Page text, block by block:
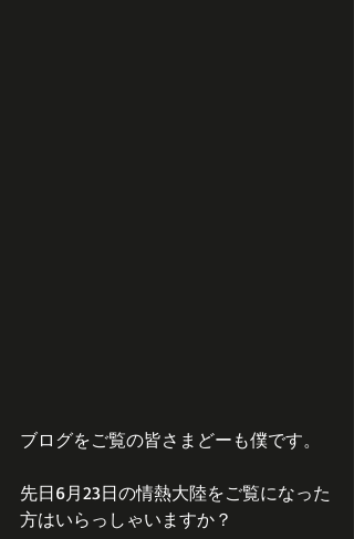
ブログをご覧の皆さまどーも僕です。
先日6月23日の情熱大陸をご覧になった
方はいらっしゃいますか？